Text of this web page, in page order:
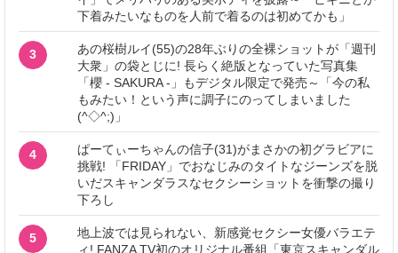
下着みたいなものを人前で着るのは初めてかも」
3
あの桜樹ルイ(55)の28年ぶりの全裸ショットが「週刊
大衆」の袋とじに! 長らく絶版となっていた写真集
「櫻 - SAKURA -」もデジタル限定で発売～「今の私
もみたい！という声に調子にのってしまいました
(^◇^;)」
4
ぱーてぃーちゃんの信子(31)がまさかの初グラビアに
挑戦! 「FRIDAY」でおなじみのタイトなジーンズを脱
いだスキャンダラスなセクシーショットを衝撃の撮り
下ろし
5
地上波では見られない、新感覚セクシー女優バラエテ
ィ! FANZA TV初のオリジナル番組「東京スキャンダル